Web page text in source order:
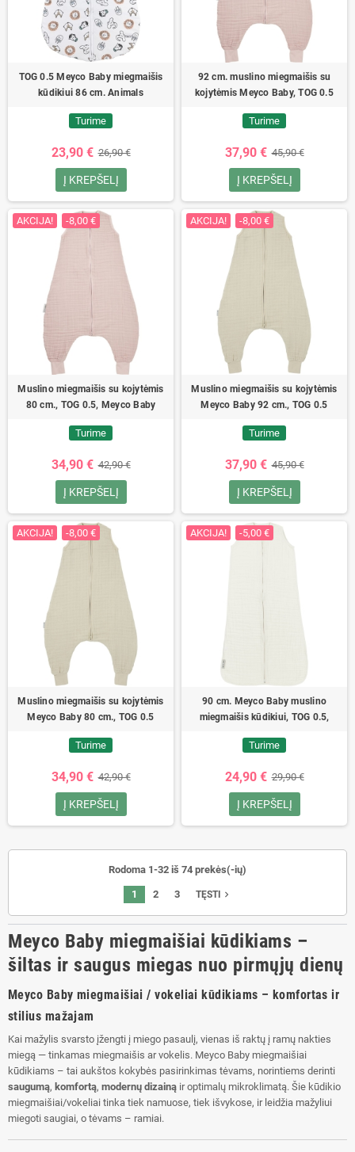
TOG 0.5 Meyco Baby miegmaišis
kūdikiui 86 cm. Animals
Turime
23,90 € 26,90 €
Į KREPŠELĮ
92 cm. muslino miegmaišis su
kojytėmis Meyco Baby, TOG 0.5
Turime
37,90 € 45,90 €
Į KREPŠELĮ
AKCIJA! -8,00 €
Muslino miegmaišis su kojytėmis
80 cm., TOG 0.5, Meyco Baby
Turime
34,90 € 42,90 €
Į KREPŠELĮ
AKCIJA! -8,00 €
Muslino miegmaišis su kojytėmis
Meyco Baby 92 cm., TOG 0.5
Turime
37,90 € 45,90 €
Į KREPŠELĮ
AKCIJA! -8,00 €
Muslino miegmaišis su kojytėmis
Meyco Baby 80 cm., TOG 0.5
Turime
34,90 € 42,90 €
Į KREPŠELĮ
AKCIJA! -5,00 €
90 cm. Meyco Baby muslino
miegmaišis kūdikiui, TOG 0.5,
Turime
24,90 € 29,90 €
Į KREPŠELĮ
Rodoma 1-32 iš 74 prekės(-ių)
1 2 3 TĘSTI navigate_next
Meyco Baby miegmaišiai kūdikiams –
šiltas ir saugus miegas nuo pirmųjų dienų
Meyco Baby miegmaišiai / vokeliai kūdikiams – komfortas ir
stilius mažajam
Kai mažylis svarsto įžengti į miego pasaulį, vienas iš raktų į ramų nakties
miegą — tinkamas miegmaišis ar vokelis. Meyco Baby miegmaišiai
kūdikiams – tai aukštos kokybės pasirinkimas tėvams, norintiems derinti
saugumą, komfortą, modernų dizainą ir optimalų mikroklimatą. Šie kūdikio
miegmaišiai/vokeliai tinka tiek namuose, tiek išvykose, ir leidžia mažyliui
miegoti saugiai, o tėvams – ramiai.